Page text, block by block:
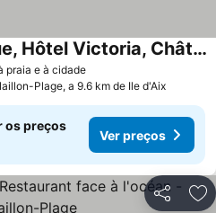
praia e à cidadeVer preços
The Originals Boutique, Hôtel Victoria, Châtelaillon-Plage
Plage, a 9.6 km de Ile d'Aix
os preços
Ver preços
Partilhar